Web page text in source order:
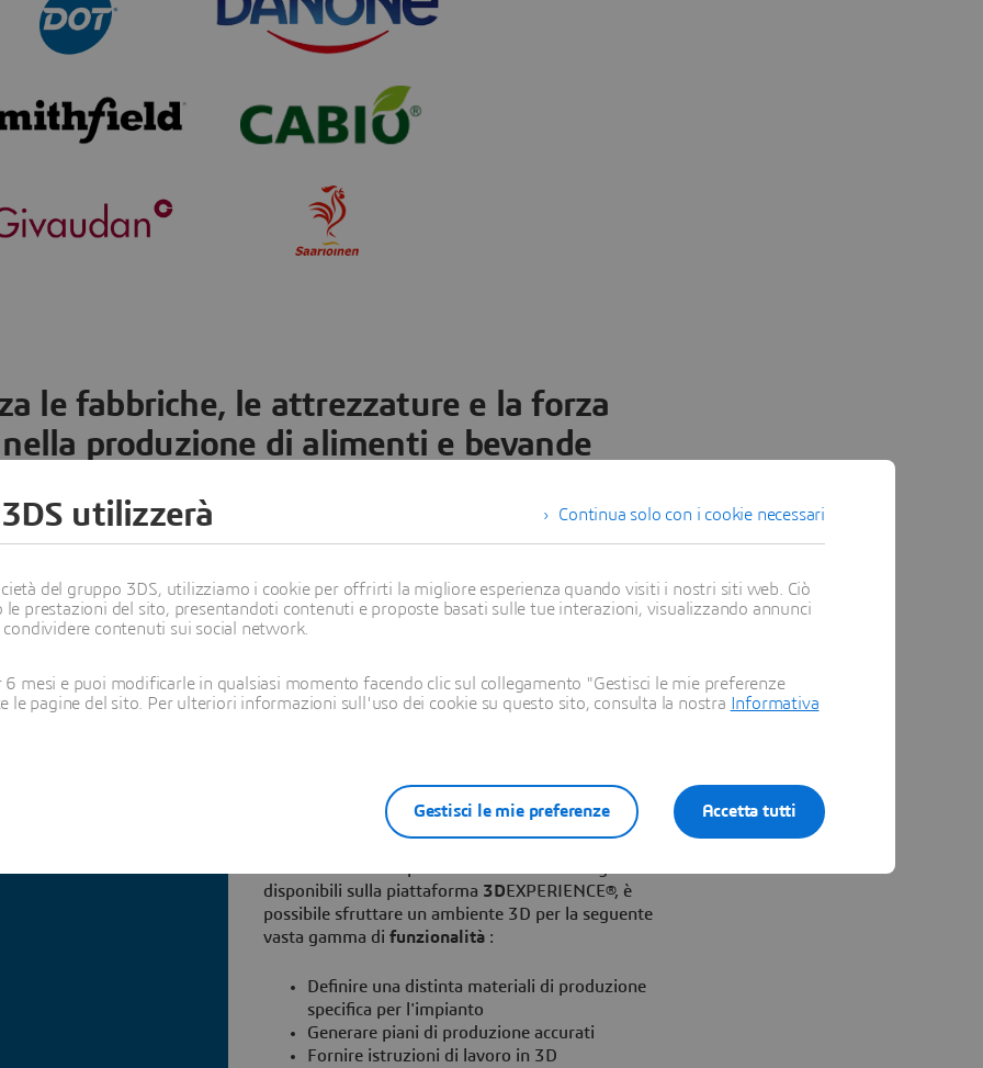
le fabbriche, le attrezzature e la forza
nella produzione di alimenti e bevande
nella produzione 2. Efficienza produttiva ed esecuzione 3. Lean Operations
nella
I portafogli di prodotti in costante proliferazione dei
produttori del settore Alimenti e bevande si
estendono su vaste reti di produzione. Per
necessario:
Determinare il processo di produzione di
alimenti o bevande
Fornire istruzioni alla forza lavoro
disponibili sulla piattaforma 3DEXPERIENCE®, è
possibile sfruttare un ambiente 3D per la seguente
vasta gamma di funzionalità :
Definire una distinta materiali di produzione
specifica per l'impianto
Generare piani di produzione accurati
Fornire istruzioni di lavoro in 3D
Continua solo con i cookie necessari
utilizzerà
del gruppo 3DS, utilizziamo i cookie per offrirti la migliore esperienza quando visiti i nostri siti web. Ciò
prestazioni del sito, presentandoti contenuti e proposte basati sulle tue interazioni, visualizzando annunci
contenuti sui social network.
6 mesi e puoi modificarle in qualsiasi momento facendo clic sul collegamento "Gestisci le mie preferenze
le pagine del sito. Per ulteriori informazioni sull'uso dei cookie su questo sito, consulta la nostra
Informativa
Accetta tutti
Gestisci le mie preferenze